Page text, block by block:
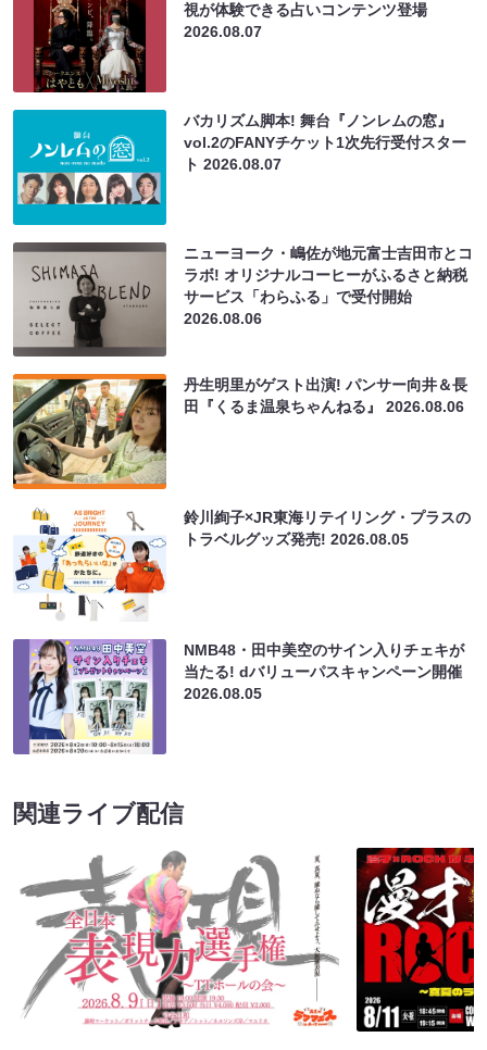
視が体験できる占いコンテンツ登場
2026.08.07
バカリズム脚本! 舞台『ノンレムの窓』
vol.2のFANYチケット1次先行受付スター
ト2026.08.07
ニューヨーク・嶋佐が地元富士吉田市とコ
ラボ! オリジナルコーヒーがふるさと納税
サービス「わらふる」で受付開始
2026.08.06
丹生明里がゲスト出演! パンサー向井＆長
田『くるま温泉ちゃんねる』2026.08.06
鈴川絢子×JR東海リテイリング・プラスの
トラベルグッズ発売!2026.08.05
NMB48・田中美空のサイン入りチェキが
当たる! dバリューパスキャンペーン開催
2026.08.05
関連ライブ配信